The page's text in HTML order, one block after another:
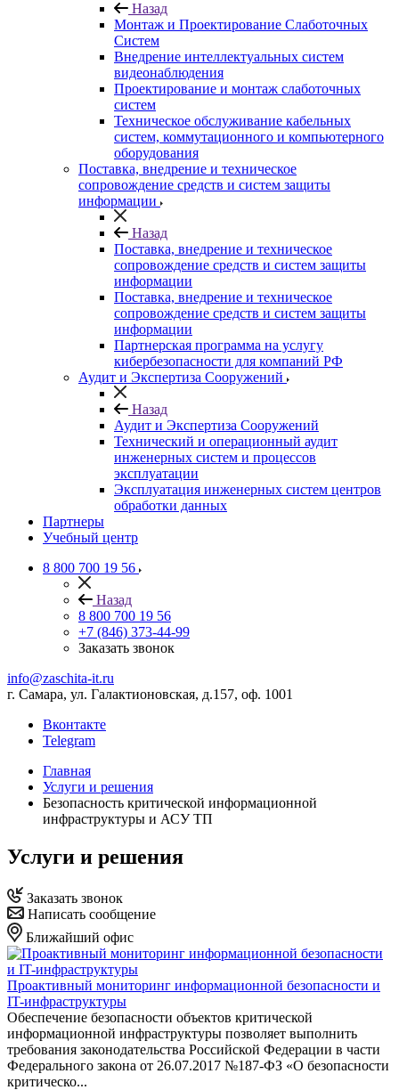
Назад
Монтаж и Проектирование Слаботочных
Систем
Внедрение интеллектуальных систем
видеонаблюдения
Проектирование и монтаж слаботочных
систем
Техническое обслуживание кабельных
систем, коммутационного и компьютерного
оборудования
Поставка, внедрение и техническое
сопровождение средств и систем защиты
информации
Назад
Поставка, внедрение и техническое
сопровождение средств и систем защиты
информации
Поставка, внедрение и техническое
сопровождение средств и систем защиты
информации
Партнерская программа на услугу
кибербезопасности для компаний РФ
Аудит и Экспертиза Сооружений
Назад
Аудит и Экспертиза Сооружений
Технический и операционный аудит
инженерных систем и процессов
эксплуатации
Эксплуатация инженерных систем центров
обработки данных
Партнеры
Учебный центр
8 800 700 19 56
Назад
8 800 700 19 56
+7 (846) 373-44-99
Заказать звонок
info@zaschita-it.ru
г. Самара, ул. Галактионовская, д.157, оф. 1001
Вконтакте
Telegram
Главная
Услуги и решения
Безопасность критической информационной
инфраструктуры и АСУ ТП
Услуги и решения
Заказать звонок
Написать сообщение
Ближайший офис
Проактивный мониторинг информационной безопасности и
IT-инфраструктуры
Обеспечение безопасности объектов критической
информационной инфраструктуры позволяет выполнить
требования законодательства Российской Федерации в части
Федерального закона от 26.07.2017 №187-ФЗ «О безопасности
критическо...